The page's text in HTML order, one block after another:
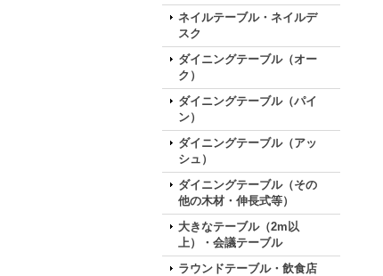
ネイルテーブル・ネイルデ
スク
ダイニングテーブル（オー
ク）
ダイニングテーブル（パイ
ン）
ダイニングテーブル（アッ
シュ）
ダイニングテーブル（その
他の木材・伸長式等）
大きなテーブル（2m以
上）・会議テーブル
ラウンドテーブル・飲食店